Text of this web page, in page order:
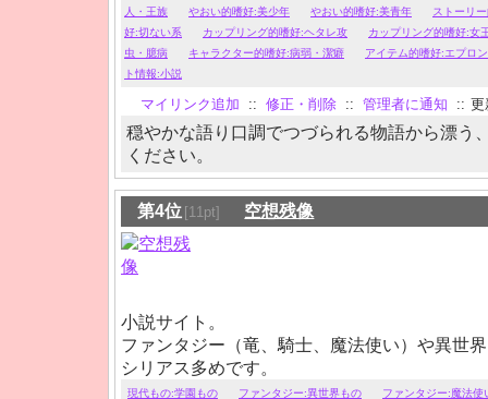
く書いてます。閲覧にはご注意ください。『
（西洋風ＦＴ）では年上騎士×強気な美貌の公
人・王族
やおい的嗜好:美少年 やおい的嗜好:美青年
ストーリ
好:切ない系
カップリング的嗜好:ヘタレ攻
カップリング的嗜好:女
虫・臆病
キャラクター的嗜好:病弱・潔癖
アイテム的嗜好:エプロン
ト情報:小説
マイリンク追加 :: 修正・削除 :: 管理者に通知 :: 更
穏やかな語り口調でつづられる物語から漂う
ください。
第4位 [11pt] 空想残像
小説サイト。
ファンタジー（竜、騎士、魔法使い）や異世
シリアス多めです。
現代もの:学園もの ファンタジー:異世界もの
ファンタジー:魔法使